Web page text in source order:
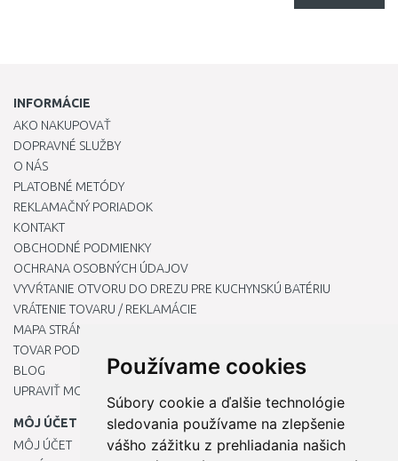
Používame cookies
Súbory cookie a ďalšie technológie
sledovania používame na zlepšenie
vášho zážitku z prehliadania našich
INFORMÁCIE
AKO NAKUPOVAŤ
DOPRAVNÉ SLUŽBY
O NÁS
PLATOBNÉ METÓDY
REKLAMAČNÝ PORIADOK
KONTAKT
OBCHODNÉ PODMIENKY
OCHRANA OSOBNÝCH ÚDAJOV
VYVŔTANIE OTVORU DO DREZU PRE KUCHYNSKÚ BATÉRIU
VRÁTENIE TOVARU / REKLAMÁCIE
MAPA STRÁNOK
TOVAR PODĽA ZNAČIEK
BLOG
UPRAVIŤ MOJE PREDVOĽBY COOKIES
MÔJ ÚČET
MÔJ ÚČET